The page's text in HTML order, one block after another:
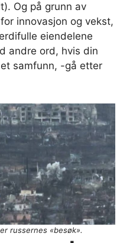
Og på grunn av
innovasjon og vekst,
eiendelene
andre ord, hvis din
samfunn, -gå etter
russernes «besøk».